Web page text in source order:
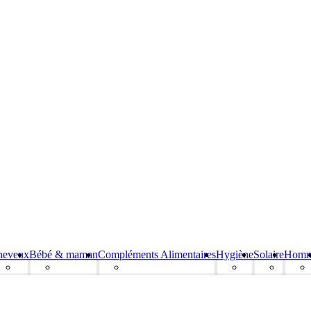
Bébé & mamanCompléments AlimentairesHygièneSolaire